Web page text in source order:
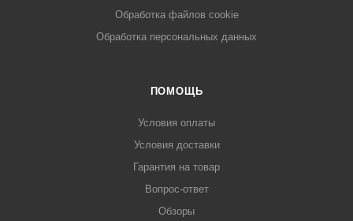
Обработка файлов cookie
Обработка персональных данных
ПОМОЩЬ
Условия оплаты
Условия доставки
Гарантия на товар
Вопрос-ответ
Обзоры